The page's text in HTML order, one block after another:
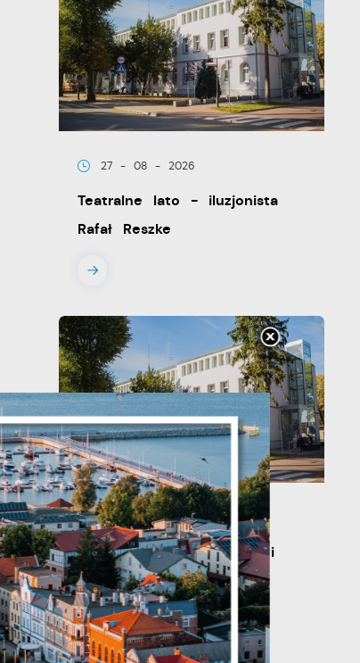
27 - 08 - 2026
Teatralne lato - iluzjonista
Rafał Reszke
20 - 08 - 2026
Teatralne lato - Zdrowo i
kolorowo